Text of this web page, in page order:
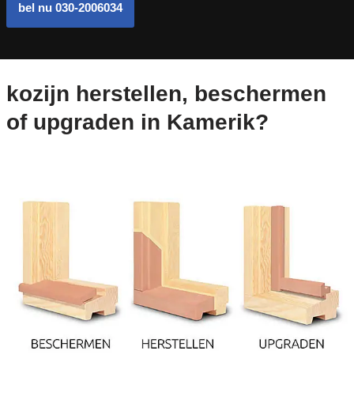
bel nu 030-2006034
kozijn herstellen, beschermen
of upgraden in Kamerik?